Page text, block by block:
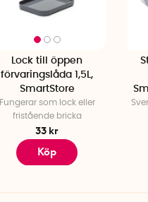
Lock till öppen
förvaringslåda 1,5L,
SmartStore
Fungerar som lock eller
fristående bricka
33 kr
Köp